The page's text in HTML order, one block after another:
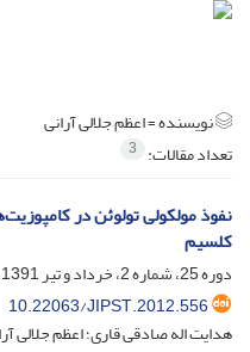
نویسنده =اعظم جلالی آرانی
تعداد مقالات: 3
نفوذ مولکولی تولوئن در
کلسیم
دوره 25، شماره 2، خرداد و تیر 1391، صفحه
10.22063/JIPST.2012.556
هدایت اله صادقی قاری؛ اعظم جلالی